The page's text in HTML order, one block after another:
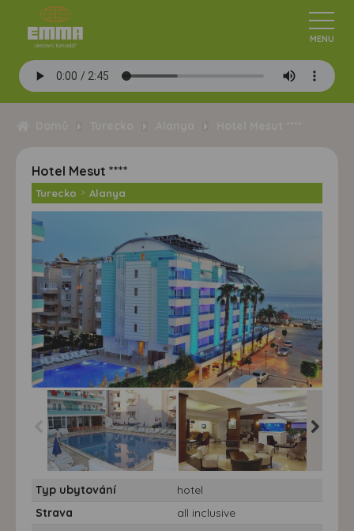
Hotel Mesut ****
Turecko > Alanya
Typ ubytování
hotel
Strava
all inclusive